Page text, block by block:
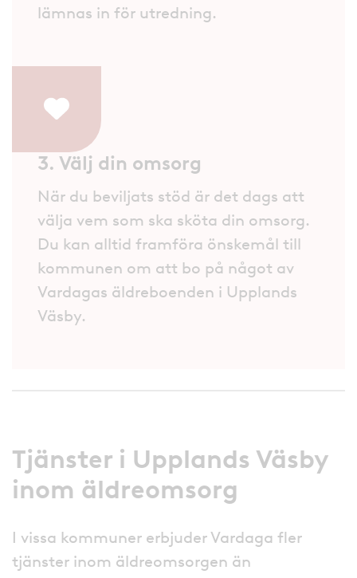
lämnas in för utredning.
3. Välj din omsorg
När du beviljats stöd är det dags att
välja vem som ska sköta din omsorg.
Du kan alltid framföra önskemål till
kommunen om att bo på något av
Vardagas äldreboenden i Upplands
Väsby.
Tjänster i Upplands Väsby
inom äldreomsorg
I vissa kommuner erbjuder Vardaga fler
tjänster inom äldreomsorgen än